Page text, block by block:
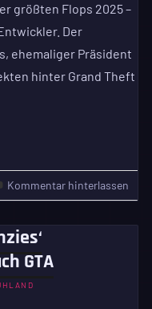
größten Flops 2025 –
Der
ehemaliger Präsident
hinter Grand Theft
Kommentar hinterlassen
GTA